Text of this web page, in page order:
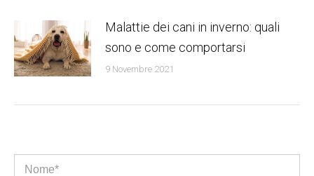
Malattie dei cani in inverno: quali
sono e come comportarsi
9 Novembre 2021
Nome*